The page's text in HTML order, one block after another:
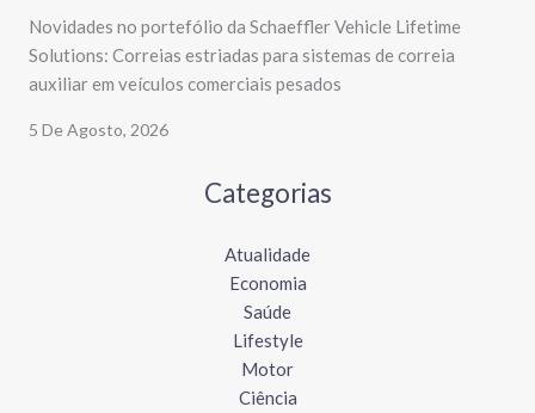
Novidades no portefólio da Schaeffler Vehicle Lifetime
Solutions: Correias estriadas para sistemas de correia
auxiliar em veículos comerciais pesados
5 De Agosto, 2026
Categorias
Atualidade
Economia
Saúde
Lifestyle
Motor
Ciência